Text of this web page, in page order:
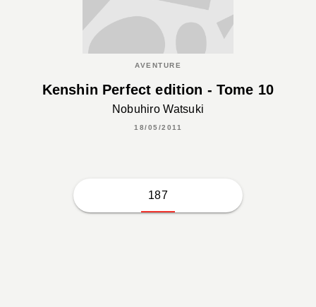
AVENTURE
Kenshin Perfect edition - Tome 10
Nobuhiro Watsuki
18/05/2011
187